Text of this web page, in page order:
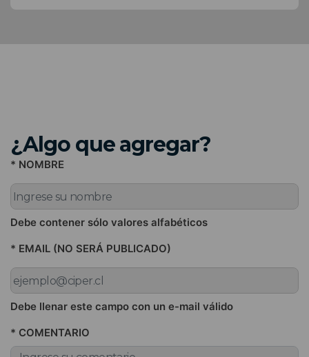
¿Algo que agregar?
* NOMBRE
Debe contener sólo valores alfabéticos
* EMAIL (NO SERÁ PUBLICADO)
Debe llenar este campo con un e-mail válido
* COMENTARIO